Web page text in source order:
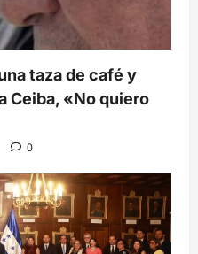
taza de café y
Ceiba, «No quiero
0